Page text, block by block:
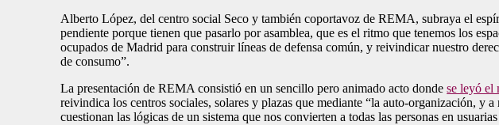
Alberto López, del centro social Seco y también coportavoz de REMA, subraya el
pendiente porque tienen que pasarlo por asamblea, que es el ritmo que tenemos los
ocupados de Madrid para construir líneas de defensa común, y reivindicar nuestro
de consumo”.
La presentación de REMA consistió en un sencillo pero animado acto dondese leyó el
reivindica los centros sociales, solares y plazas que mediante “la auto-organización,
cuestionan las lógicas de un sistema que nos convierten a todas las personas en